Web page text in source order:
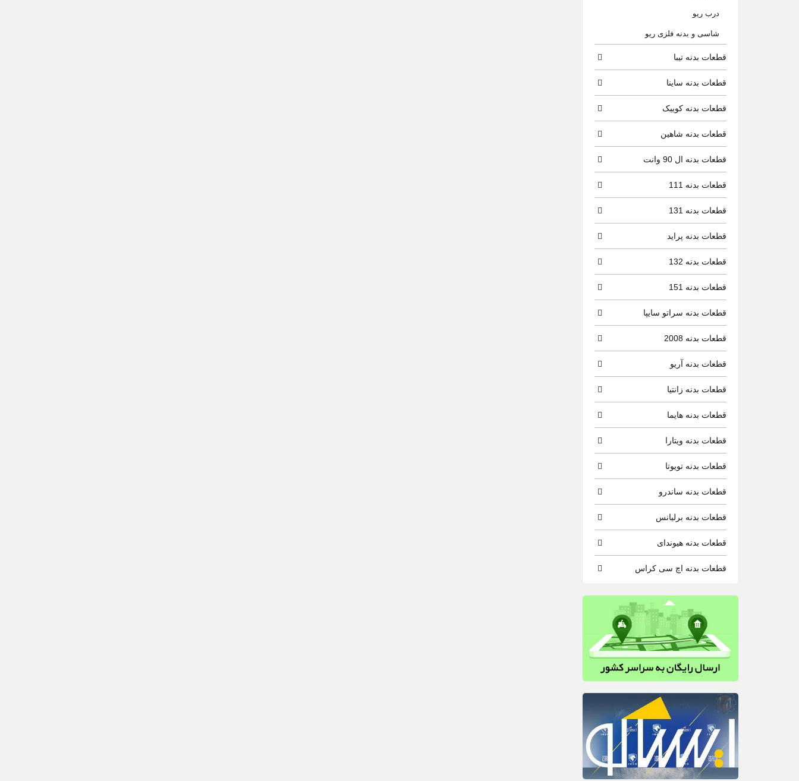
درب ریو
شاسی و بدنه فلزی ریو
قطعات بدنه تیبا
قطعات بدنه ساینا
قطعات بدنه کوییک
قطعات بدنه شاهین
قطعات بدنه ال 90 وانت
قطعات بدنه 111
قطعات بدنه 131
قطعات بدنه پراید
قطعات بدنه 132
قطعات بدنه 151
قطعات بدنه سراتو سایپا
قطعات بدنه 2008
قطعات بدنه آریو
قطعات بدنه زانتیا
قطعات بدنه هایما
قطعات بدنه ویتارا
قطعات بدنه تویوتا
قطعات بدنه ساندرو
قطعات بدنه برلیانس
قطعات بدنه هیوندای
قطعات بدنه اچ سی کراس